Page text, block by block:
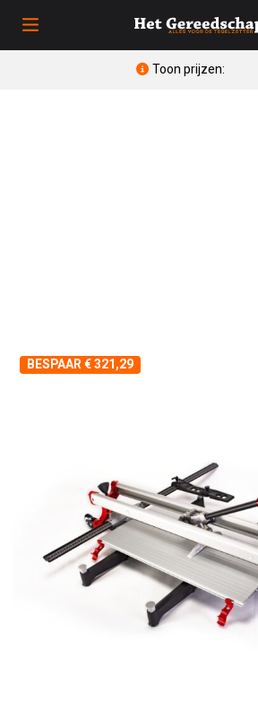
Toon prijzen:
BESPAAR € 321,29